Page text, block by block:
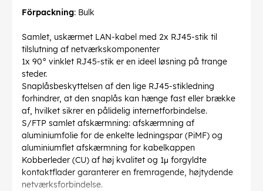
Förpackning: Bulk
Samlet, uskærmet LAN-kabel med 2x RJ45-stik til
tilslutning af netværkskomponenter
1x 90° vinklet RJ45-stik er en ideel løsning på trange
steder.
Snaplåsbeskyttelsen af den lige RJ45-stikledning
forhindrer, at den snaplås kan hænge fast eller brække
af, hvilket sikrer en pålidelig internetforbindelse.
S/FTP samlet afskærmning: afskærmning af
aluminiumfolie for de enkelte ledningspar (PiMF) og
aluminiumflet afskærmning for kabelkappen
Kobberleder (CU) af høj kvalitet og 1μ forgyldte
kontaktflader garanterer en fremragende, højtydende
netværksforbindelse.